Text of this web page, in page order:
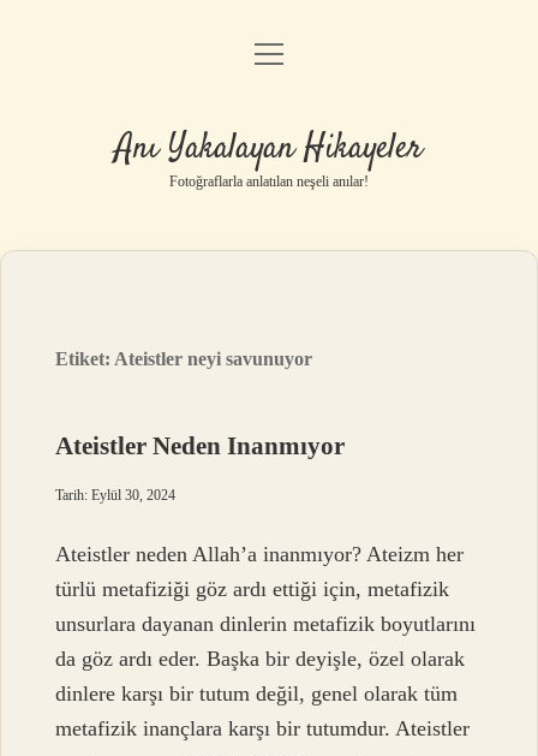
Anasayfa
Yasal Uyarı
menüyü
Anı Yakalayan Hikayeler
Fotoğraflarla anlatılan neşeli anılar!
Etiket: Ateistler neyi savunuyor
Ateistler Neden Inanmıyor
Tarih: Eylül 30, 2024
Ateistler neden Allah’a inanmıyor? Ateizm her
türlü metafiziği göz ardı ettiği için, metafizik
unsurlara dayanan dinlerin metafizik boyutlarını
da göz ardı eder. Başka bir deyişle, özel olarak
dinlere karşı bir tutum değil, genel olarak tüm
metafizik inançlara karşı bir tutumdur. Ateistler